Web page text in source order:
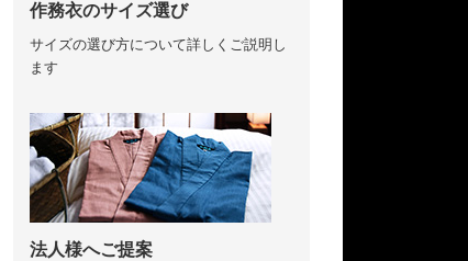
作務衣のサイズ選び
サイズの選び方について詳しくご説明し
ます
法人様へご提案